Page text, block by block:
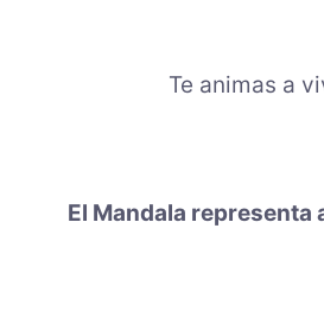
Te animas a
El Mandala representa